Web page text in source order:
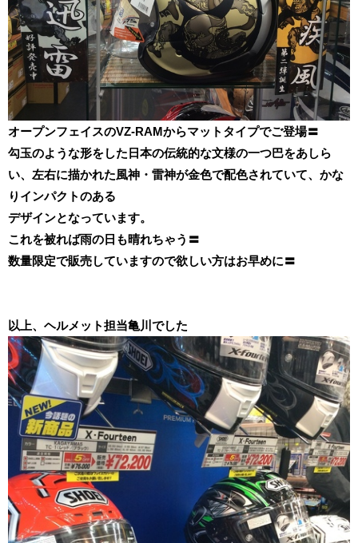
オープンフェイスのVZ-RAMからマットタイプでご登場〓
勾玉のような形をした日本の伝統的な文様の一つ巴をあしら
い、左右に描かれた風神・雷神が金色で配色されていて、 かな
りインパクトのある
デザインとなっています。
これを被れば雨の日も晴れちゃう〓
数量限定で販売していますので欲しい方はお早めに〓
以上、ヘルメット担当亀川でした